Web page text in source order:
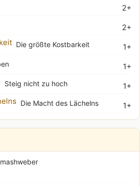
2+
2+
1+
Die größte Kostbarkeit
1+
1+
Steig nicht zu hoch
1+
Die Macht des Lächelns